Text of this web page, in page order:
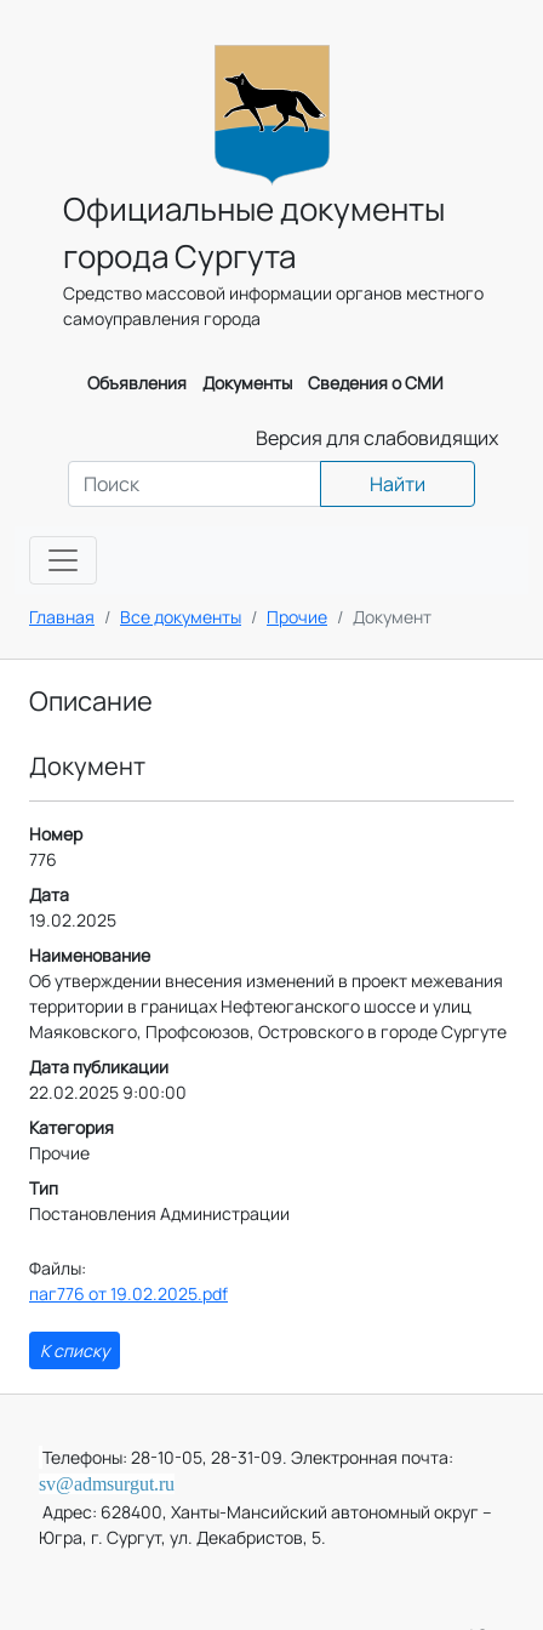
Официальные документы
города Сургута
Средство массовой информации органов местного
самоуправления города
Объявления Документы Сведения о СМИ
Версия для слабовидящих
Найти
Главная Все документы Прочие Документ
Описание
Документ
Номер
776
Дата
19.02.2025
Наименование
Об утверждении внесения изменений в проект межевания
территории в границах Нефтеюганского шоссе и улиц
Маяковского, Профсоюзов, Островского в городе Сургуте
Дата публикации
22.02.2025 9:00:00
Категория
Прочие
Тип
Постановления Администрации
Файлы:
паг776 от 19.02.2025.pdf
К списку
Телефоны: 28-10-05, 28-31-09. Электронная почта:
sv@admsurgut.ru
Адрес: 628400, Ханты-Мансийский автономный округ –
Югра, г. Сургут, ул. Декабристов, 5.